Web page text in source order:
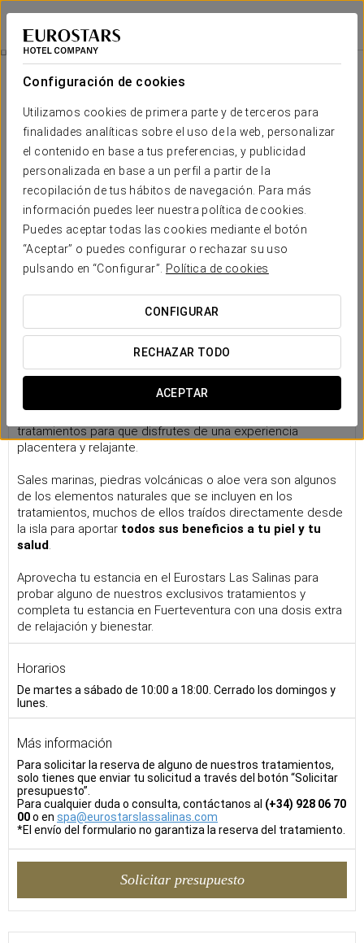
Configuración de cookies
Utilizamos cookies de primera parte y de terceros para
finalidades analíticas sobre el uso de la web, personalizar
el contenido en base a tus preferencias, y publicidad
personalizada en base a un perfil a partir de la
recopilación de tus hábitos de navegación. Para más
información puedes leer nuestra política de cookies.
Puedes aceptar todas las cookies mediante el botón
“Aceptar” o puedes configurar o rechazar su uso
pulsando en “Configurar”.
Política de cookies
CONFIGURAR
RECHAZAR TODO
ACEPTAR
Eurostars Las Salinas
FUERTEVENTURA
Spa
Nuestro spa
spa del hotel Eurostars Las Salinas
culto al bienestar, donde te ofrecemos todo tipo de
tratamientos para que disfrutes de una experiencia
placentera y relajante.
Sales marinas, piedras volcánicas o aloe vera son algunos
de los elementos naturales que se incluyen en los
tratamientos, muchos de ellos traídos directamente desde
la isla para aportar todos sus beneficios a tu piel y tu
salud.
Aprovecha tu estancia en el Eurostars Las Salinas para
probar alguno de nuestros exclusivos tratamientos y
completa tu estancia en Fuerteventura con una dosis extra
de relajación y bienestar.
Horarios
De martes a sábado de 10:00 a 18:00. Cerrado los domingos y
lunes.
Más información
Para solicitar la reserva de alguno de nuestros tratamientos,
solo tienes que enviar tu solicitud a través del botón “Solicitar
presupuesto”.
Para cualquier duda o consulta, contáctanos al (+34) 928 06 70
00o en spa@eurostarslassalinas.com
*El envío del formulario no garantiza la reserva del tratamiento.
Solicitar presupuesto